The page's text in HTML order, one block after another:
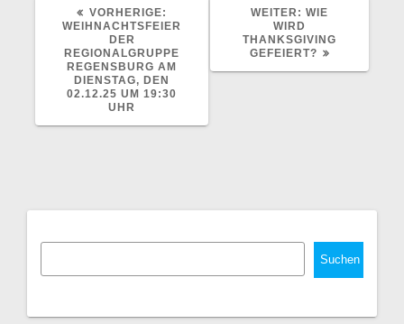
VORHERIGE:
BEITRAG:
WEIHNACHTSFEIER
DER
REGIONALGRUPPE
REGENSBURG AM
DIENSTAG, DEN
02.12.25 UM 19:30
UHR
WEITER: NÄCHSTER
WIE
WIRD
THANKSGIVING
GEFEIERT?
Suchen